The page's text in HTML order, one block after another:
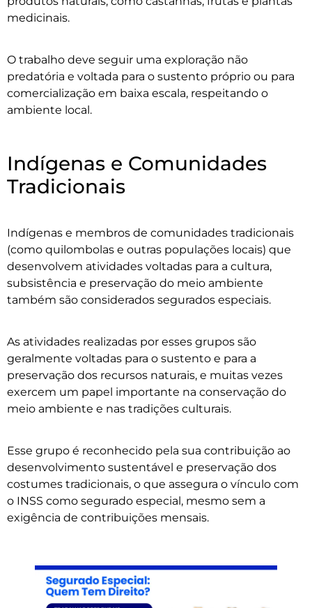
medicinais.
O trabalho deve seguir uma exploração não
predatória e voltada para o sustento próprio ou para
comercialização em baixa escala, respeitando o
ambiente local.
Indígenas e Comunidades
Tradicionais
Indígenas e membros de comunidades tradicionais
(como quilombolas e outras populações locais) que
desenvolvem atividades voltadas para a cultura,
subsistência e preservação do meio ambiente
também são considerados segurados especiais.
As atividades realizadas por esses grupos são
geralmente voltadas para o sustento e para a
preservação dos recursos naturais, e muitas vezes
exercem um papel importante na conservação do
meio ambiente e nas tradições culturais.
Esse grupo é reconhecido pela sua contribuição ao
desenvolvimento sustentável e preservação dos
costumes tradicionais, o que assegura o vínculo com
o INSS como segurado especial, mesmo sem a
exigência de contribuições mensais.